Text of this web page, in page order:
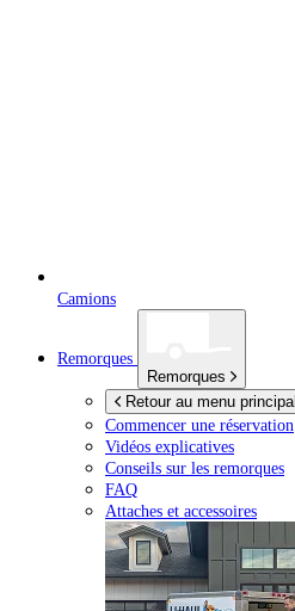
Camions
Remorques
Remorques
Retour au menu principal
Commencer une réservation
Vidéos explicatives
Conseils sur les remorques
FAQ
Attaches et accessoires